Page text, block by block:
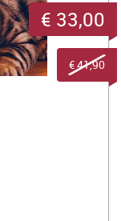
€ 33,00
€ 41,90